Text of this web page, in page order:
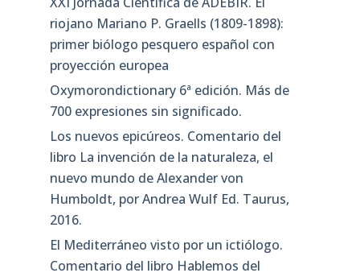
riojano Mariano P. Graells (1809-1898):
primer biólogo pesquero español con
proyección europea
Oxymorondictionary 6ª edición. Más de
700 expresiones sin significado.
Los nuevos epicúreos. Comentario del
libro La invención de la naturaleza, el
nuevo mundo de Alexander von
Humboldt, por Andrea Wulf Ed. Taurus,
2016.
El Mediterráneo visto por un ictiólogo.
Comentario del libro Hablemos del